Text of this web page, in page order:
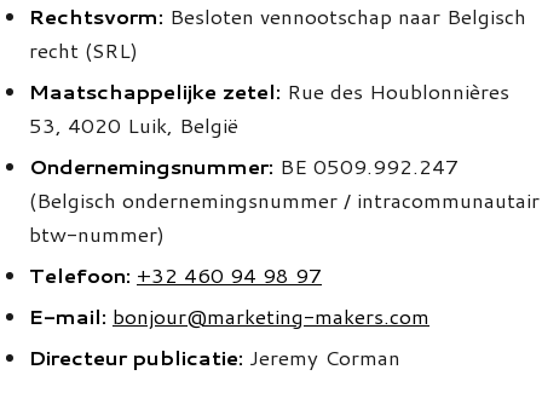
Rechtsvorm: Besloten vennootschap naar Belgisch
recht (SRL)
Maatschappelijke zetel: Rue des Houblonnières
53, 4020 Luik, België
Ondernemingsnummer: BE 0509.992.247
(Belgisch ondernemingsnummer / intracommunautair
btw-nummer)
Telefoon: +32 460 94 98 97
E-mail: bonjour@marketing-makers.com
Directeur publicatie: Jeremy Corman